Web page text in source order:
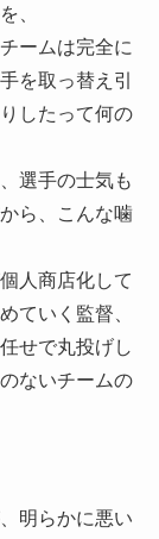
、
ームは完全に
を取っ替え引
したって何の
選手の士気も
ら、こんな噛
人商店化して
ていく監督、
せで丸投げし
ないチームの
明らかに悪い